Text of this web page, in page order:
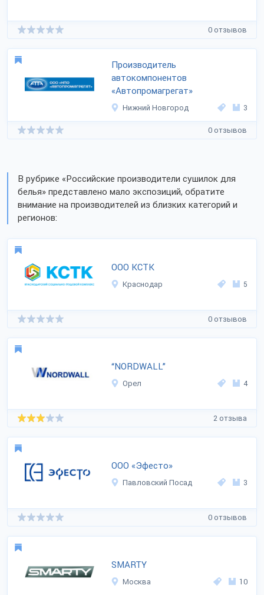
0 отзывов
Производитель
автокомпонентов
«Автопромагрегат»
Нижний Новгород 3
0 отзывов
В рубрике «Российские производители сушилок для
белья» представлено мало экспозиций, обратите
внимание на производителей из близких категорий и
регионов:
ООО КСТК
Краснодар 5
0 отзывов
“NORDWALL”
Орел 4
2 отзыва
ООО «Эфесто»
Павловский Посад 3
0 отзывов
SMARTY
Москва 10